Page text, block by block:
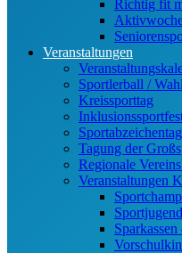
Richtig fit
Veranstaltungen
Sportlerball /
Kreissporttag
Tagung der
Regionale
Veranstaltungen